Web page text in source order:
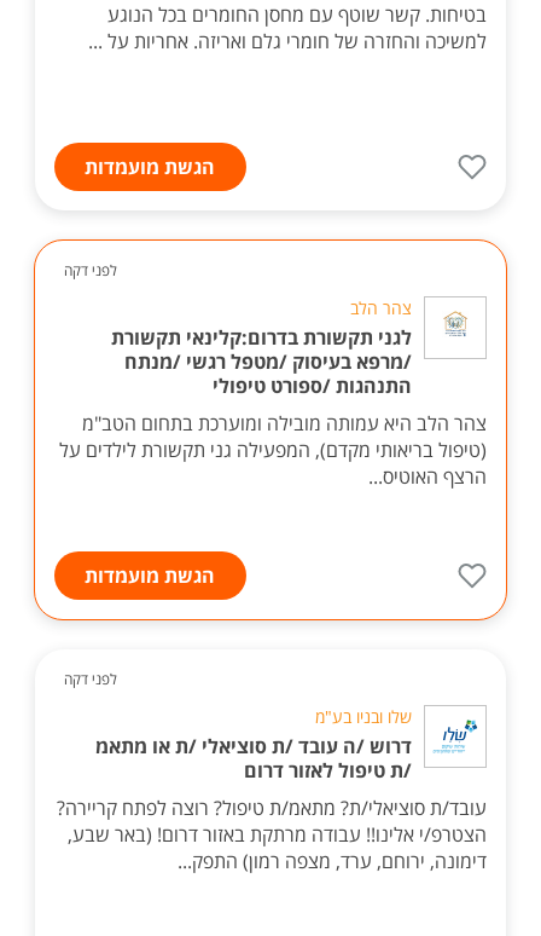
בטיחות. קשר שוטף עם מחסן החומרים בכל הנוגע
למשיכה והחזרה של חומרי גלם ואריזה. אחריות על ...
הגשת מועמדות
לפני דקה
צהר הלב
לגני תקשורת בדרום:קלינאי תקשורת
/מרפא בעיסוק /מטפל רגשי /מנתח
התנהגות /ספורט טיפולי
צהר הלב היא עמותה מובילה ומוערכת בתחום הטב"מ
(טיפול בריאותי מקדם), המפעילה גני תקשורת לילדים על
הרצף האוטיס...
הגשת מועמדות
לפני דקה
שלו ובניו בע"מ
דרוש /ה עובד /ת סוציאלי /ת או מתאמ
/ת טיפול לאזור דרום
עובד/ת סוציאלי/ת? מתאמ/ת טיפול? רוצה לפתח קריירה?
הצטרפ/י אלינו!! עבודה מרתקת באזור דרום! (באר שבע,
דימונה, ירוחם, ערד, מצפה רמון) התפק...